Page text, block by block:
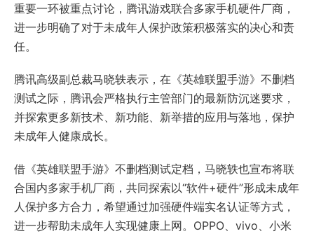
重要一环被重点讨论，腾讯游戏联合多家手机硬件厂商，
进一步明确了对于未成年人保护政策积极落实的决心和责
任。
腾讯高级副总裁马晓轶表示，在《英雄联盟手游》不删档
测试之际，腾讯会严格执行主管部门的最新防沉迷要求，
并探索更多新技术、新功能、新举措的应用与落地，保护
未成年人健康成长。
借《英雄联盟手游》不删档测试定档，马晓轶也宣布将联
合国内多家手机厂商，共同探索以“软件+硬件”形成未成年
人保护多方合力，希望通过加强硬件端实名认证等方式，
进一步帮助未成年人实现健康上网。OPPO、vivo、小米